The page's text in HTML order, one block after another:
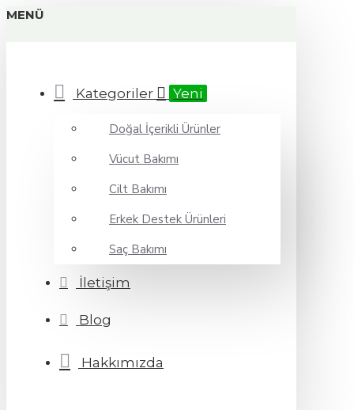
MENÜ
Kategoriler Yeni
Doğal İçerikli Ürünler
Vücut Bakımı
Cilt Bakımı
Erkek Destek Ürünleri
Saç Bakımı
İletişim
Blog
Hakkımızda